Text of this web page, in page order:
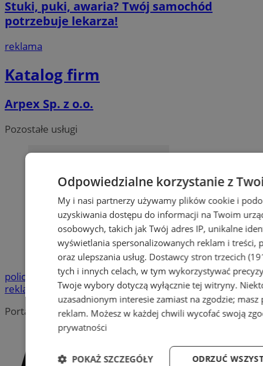
Stuki, puki, awaria? Twój samochód
potrzebuje lekarza!
reklama
Katalog firm
Arpex Sp. z o.o.
Pozostałe usługi
policja KradzieżBezpieczeństwoZatrzymaniewydarzenia
reklama
Portal należy do sieci
Odpowiedzialne korzystanie z
My i nasi partnerzy używamy plików cookie i
uzyskiwania dostępu do informacji na Twoim
osobowych, takich jak Twój adres IP, unikalne
wyświetlania spersonalizowanych reklam i
oraz ulepszania usług. Dostawcy stron trzecich
tych i innych celach, w tym wykorzystywać
Twoje wybory dotyczą wyłącznie tej witryny.
uzasadnionym interesie zamiast na zgodzie;
reklam. Możesz w każdej chwili wycofać swoją
prywatności
ODRZUĆ
POKAŻ SZCZEGÓŁY